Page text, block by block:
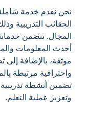
نحن نقدم خدمة شاملة
الحقائب التدريبية
المجال. تتضمن
أحدث المعلومات
موثقة، بالإضافة
واحترافية مرتبطة
تضمين أنشطة
وتعزيز عملية التعلم.